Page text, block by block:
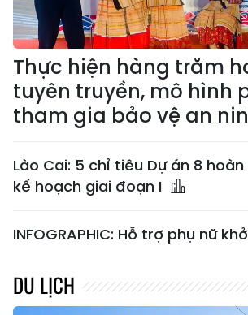
Thực hiện hàng trăm
tuyên truyền, mô hình
tham gia bảo vệ an
Lào Cai: 5 chỉ tiêu Dự án 8
kế hoạch giai đoạn I
INFOGRAPHIC: Hỗ trợ phụ nữ
DU LỊCH